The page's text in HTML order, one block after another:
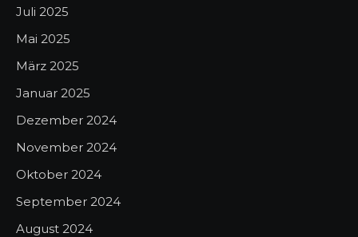
Juli 2025
Mai 2025
März 2025
Januar 2025
Dezember 2024
November 2024
Oktober 2024
September 2024
August 2024